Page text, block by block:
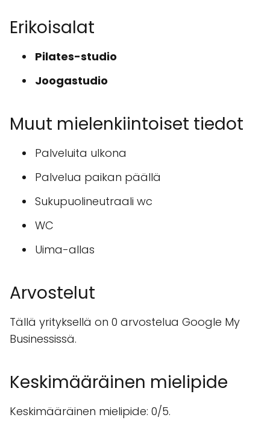
Erikoisalat
Pilates-studio
Joogastudio
Muut mielenkiintoiset tiedot
Palveluita ulkona
Palvelua paikan päällä
Sukupuolineutraali wc
WC
Uima-allas
Arvostelut
Tällä yrityksellä on 0 arvostelua Google My
Businessissä.
Keskimääräinen mielipide
Keskimääräinen mielipide: 0/5.